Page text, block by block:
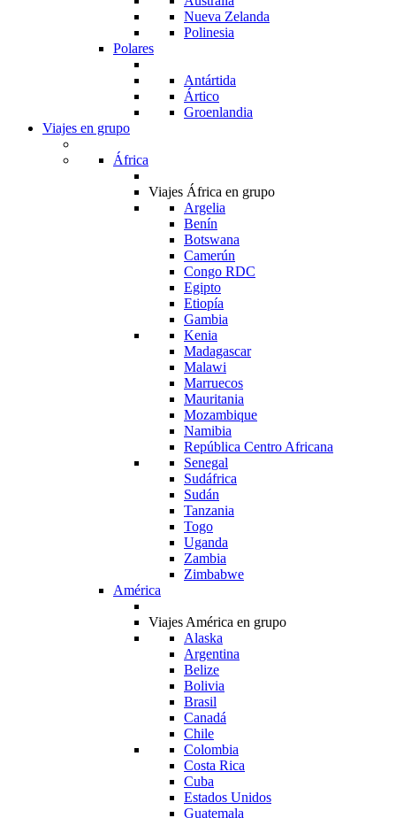
Nueva Zelanda
Polinesia
Polares
Antártida
Ártico
Groenlandia
Viajes en grupo
África
Viajes África en grupo
Argelia
Benín
Botswana
Camerún
Congo RDC
Egipto
Etiopía
Gambia
Kenia
Madagascar
Malawi
Marruecos
Mauritania
Mozambique
Namibia
República Centro Africana
Senegal
Sudáfrica
Sudán
Tanzania
Togo
Uganda
Zambia
Zimbabwe
América
Viajes América en grupo
Alaska
Argentina
Belize
Bolivia
Brasil
Canadá
Chile
Colombia
Costa Rica
Cuba
Estados Unidos
Guatemala